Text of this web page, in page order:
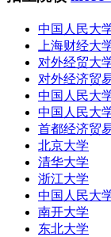
中国人民大
上海财经大
对外经贸大
对外经济贸
中国人民大
中国人民大
首都经济贸
北京大学
清华大学
浙江大学
中国人民大
南开大学
东北大学